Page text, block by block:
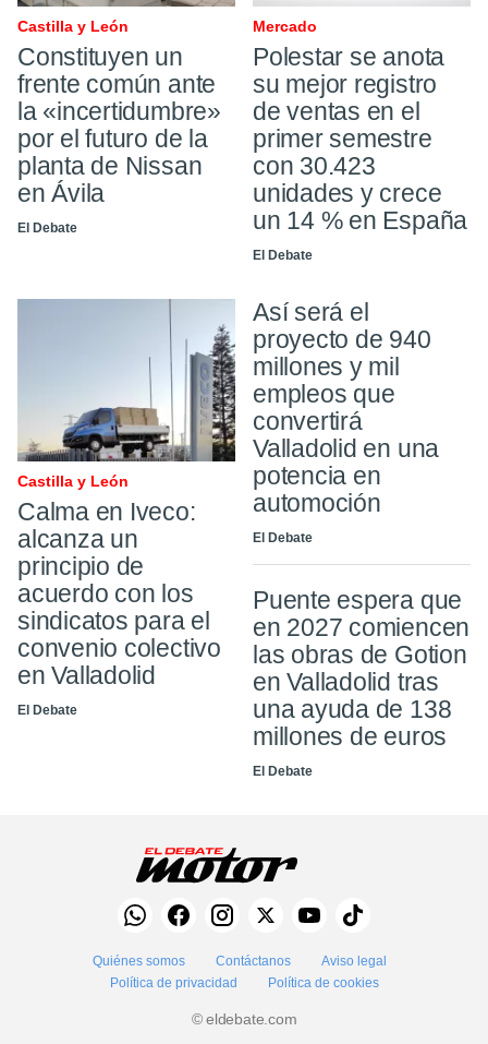
Castilla y León
Constituyen un
frente común ante
la «incertidumbre»
por el futuro de la
planta de Nissan
en Ávila
El Debate
Mercado
Polestar se anota
su mejor registro
de ventas en el
primer semestre
con 30.423
unidades y crece
un 14 % en España
El Debate
Castilla y León
Calma en Iveco:
alcanza un
principio de
acuerdo con los
sindicatos para el
convenio colectivo
en Valladolid
El Debate
Así será el
proyecto de 940
millones y mil
empleos que
convertirá
Valladolid en una
potencia en
automoción
El Debate
Puente espera que
en 2027 comiencen
las obras de Gotion
en Valladolid tras
una ayuda de 138
millones de euros
El Debate
Quiénes somos Contáctanos
Aviso legal
Política de privacidad
Política de cookies
© eldebate.com